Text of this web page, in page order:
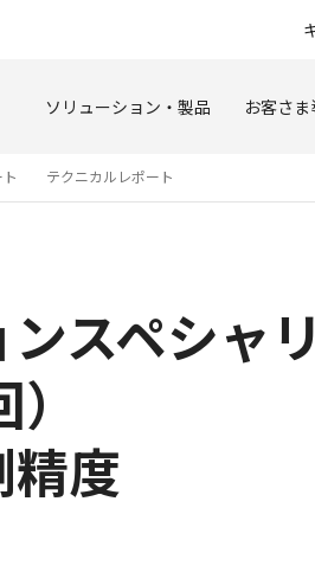
ソリューション・製品 お客さ
テクニカルレポート
スペシャ
度